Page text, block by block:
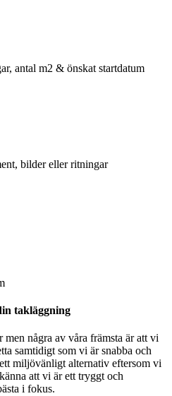
antal m2 & önskat startdatum
bilder eller ritningar
takläggning
några av våra främsta är att vi
samtidigt som vi är snabba och
miljövänligt alternativ eftersom vi
att vi är ett tryggt och
i fokus.